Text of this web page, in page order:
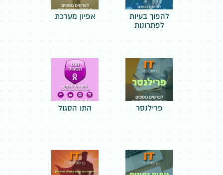
להפוך בעיות
לפתרונות
אפיון מערכת
פרילנסר התו הסגול